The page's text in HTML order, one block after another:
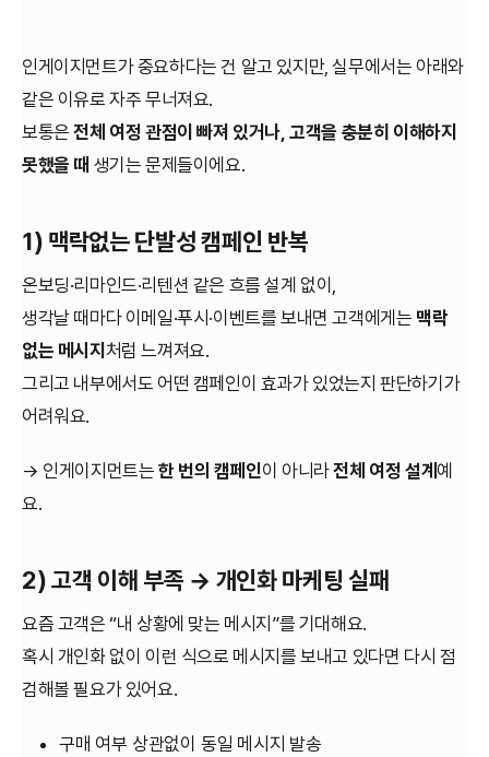
인게이지먼트가 중요하다는 건 알고 있지만, 실무에서는 아래와
같은 이유로 자주 무너져요.
보통은전체 여정 관점이 빠져 있거나, 고객을 충분히 이해하지
못했을 때 생기는 문제들이에요.
1) 맥락없는 단발성 캠페인 반복
온보딩·리마인드·리텐션 같은 흐름 설계 없이,
생각날 때마다 이메일·푸시·이벤트를 보내면 고객에게는 맥락
없는 메시지 처럼 느껴져요.
그리고 내부에서도 어떤 캠페인이 효과가 있었는지 판단하기가
어려워요.
→ 인게이지먼트는 한 번의 캠페인이 아니라전체 여정 설계예
요.
2) 고객 이해 부족 → 개인화 마케팅 실패
요즘 고객은 “내 상황에 맞는 메시지”를 기대해요.
혹시 개인화 없이 이런 식으로 메시지를 보내고 있다면 다시 점
검해볼 필요가 있어요.
구매 여부 상관없이 동일 메시지 발송